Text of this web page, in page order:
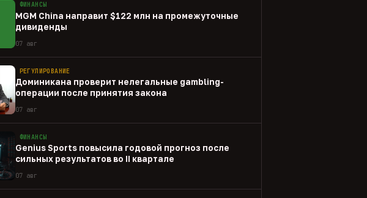
ФИНАНСЫ
MGM China направит $122 млн на промежуточные
дивиденды
07 авг
РЕГУЛИРОВАНИЕ
Доминикана проверит нелегальные gambling-
операции после принятия закона
07 авг
ФИНАНСЫ
Genius Sports повысила годовой прогноз после
сильных результатов во II квартале
07 авг